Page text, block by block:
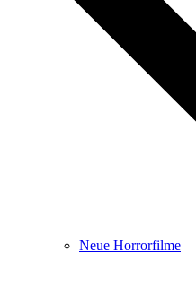
Neue Horrorfilme